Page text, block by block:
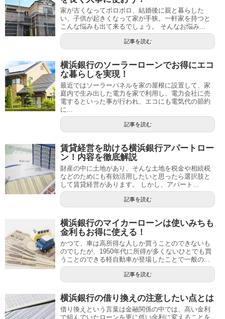
家が古くなってボロボロ、結婚後に親と暮らした
い、子供が起きくなって家が手狭。一軒家を持つと
こんな悩みも出て来るでしょう。 そんなお悩み...
記事を読む
横浜銀行のソーラーローンでお得にエコ
な暮らしを実現！
最近ではソーラーパネルを家の屋根に設置して、家
庭内で生み出した電力を家で利用し、電力会社に売
電するといった事が行われ、エコにも電気代の節約
に...
記事を読む
賃貸経営を助ける横浜銀行アパートロー
ン！内容を徹底解説
財産の中に土地があり、そんな土地を税金や相続税
などのためにも有効活用したいと思ったら選択肢と
して賃貸経営があります。 しかし、アパート...
記事を読む
横浜銀行のマイカーローンは使いみちも
金利もお得に使える！
かつて、車は高所得な人しか買うことのできないも
のでしたが、1950年代に所得が多くないひとでも買
うことのできる軽自動車が登場したことで一般の...
記事を読む
横浜銀行の借り換えの注意したい点とは
借り換えという言葉は金融関係の中では、高い金利
で組んでいたローンを更に低い金利に変えることを